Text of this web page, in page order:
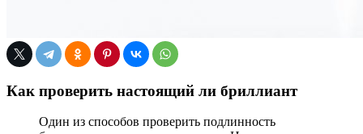
Как проверить настоящий ли бриллиант
Один из способов проверить подлинность